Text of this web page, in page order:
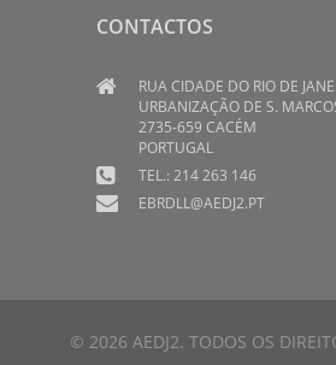
CONTACTOS
RUA CIDADE DO RIO DE
URBANIZAÇÃO DE S.
2735-659 CACÉM
PORTUGAL
TEL.: 214 263 146
EBRDLL@AEDJ2.PT
© 2026 AEDJ2. TODOS OS